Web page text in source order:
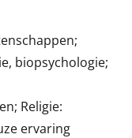
biopsychologie;
Religie:
ervaring